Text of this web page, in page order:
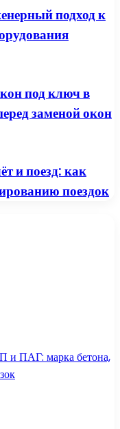
подход к
под ключ в
заменой окон
и поезд: как
поездок
и ПАГ: марка бетона,